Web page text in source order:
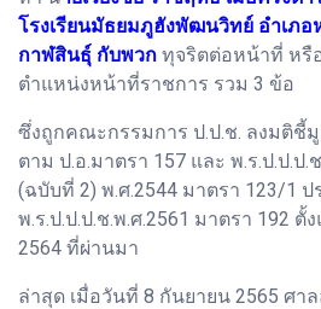
โรงเรียนมัธยมภูฮังพัฒนวิทย์ อำเภอ
กาฬสินธุ์ กับพวก ทุจริตต่อหน้าที่ หรื
ตำแหน่งหน้าที่ราชการ รวม 3 ข้อ
ซึ่งถูกคณะกรรมการ ป.ป.ช. ลงมติชี้
ตาม ป.อ.มาตรา 157 และ พ.ร.ป.ป.ป.
(ฉบับที่ 2) พ.ศ.2544 มาตรา 123/1 ป
พ.ร.ป.ป.ป.ช.พ.ศ.2561 มาตรา 192
2564 ที่ผ่านมา
ล่าสุด เมื่อวันที่ 8 กันยายน 2565 ศา